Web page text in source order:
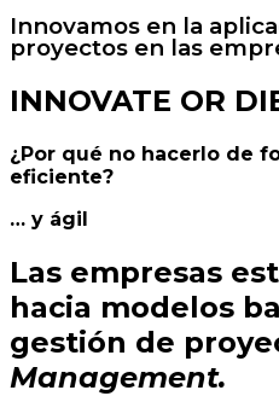
Innovamos en la
proyectos en las
INNOVATE OR
¿Por qué no hacerlo de
eficiente?
… y ágil
Las empresas
hacia modelos
gestión de
Management.